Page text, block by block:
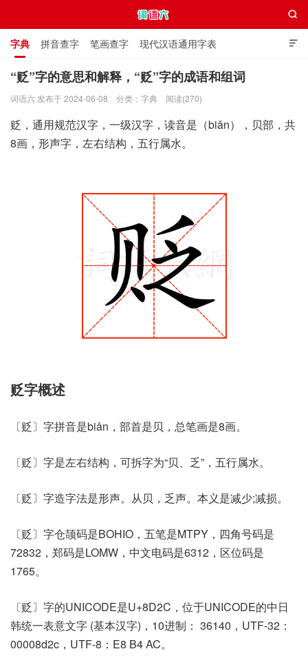

字典 拼音查字 笔画查字 现代汉语通用字表
通用规范汉字表 叠字大全 独体字大全 极简英语词典

“贬”字的意思和解释，“贬”字的成语和组词
词语六 发布于 2024-06-08 分类： 字典 阅读(270)
贬，通用规范汉字，一级汉字，读音是（biǎn），贝部，共
8画，形声字，左右结构，五行属水。
贬字概述
〔贬〕字拼音是biǎn，部首是贝，总笔画是8画。
〔贬〕字是左右结构，可拆字为“贝、乏”，五行属水。
〔贬〕字造字法是形声。从贝，乏声。本义是减少;减损。
〔贬〕字仓颉码是BOHIO，五笔是MTPY，四角号码是
72832，郑码是LOMW，中文电码是6312，区位码是
1765。
〔贬〕字的UNICODE是U+8D2C，位于UNICODE的中日
韩统一表意文字 (基本汉字)，10进制： 36140，UTF-32：
00008d2c，UTF-8：E8 B4 AC。